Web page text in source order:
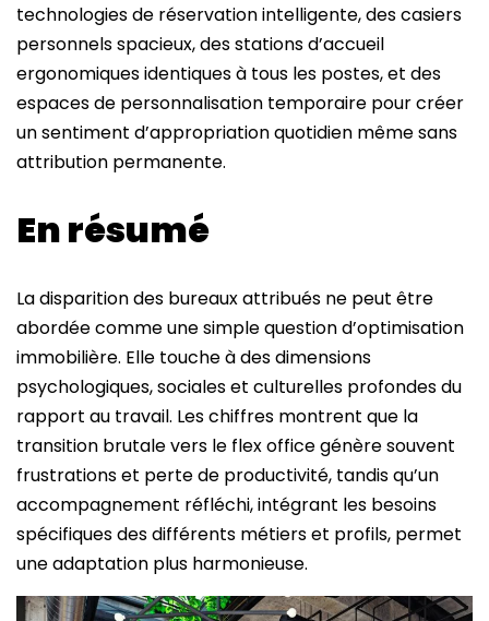
technologies de réservation intelligente, des casiers
personnels spacieux, des stations d’accueil
ergonomiques identiques à tous les postes, et des
espaces de personnalisation temporaire pour créer
un sentiment d’appropriation quotidien même sans
attribution permanente.
En résumé
La disparition des bureaux attribués ne peut être
abordée comme une simple question d’optimisation
immobilière. Elle touche à des dimensions
psychologiques, sociales et culturelles profondes du
rapport au travail. Les chiffres montrent que la
transition brutale vers le flex office génère souvent
frustrations et perte de productivité, tandis qu’un
accompagnement réfléchi, intégrant les besoins
spécifiques des différents métiers et profils, permet
une adaptation plus harmonieuse.